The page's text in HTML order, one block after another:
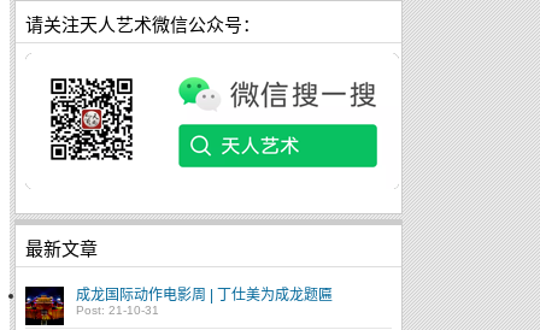
请关注天人艺术微信公众号：
最新文章
成龙国际动作电影周 | 丁仕美为成龙题匾
Post: 21-10-31